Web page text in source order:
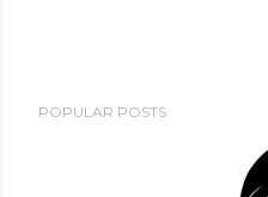
POPULAR POSTS